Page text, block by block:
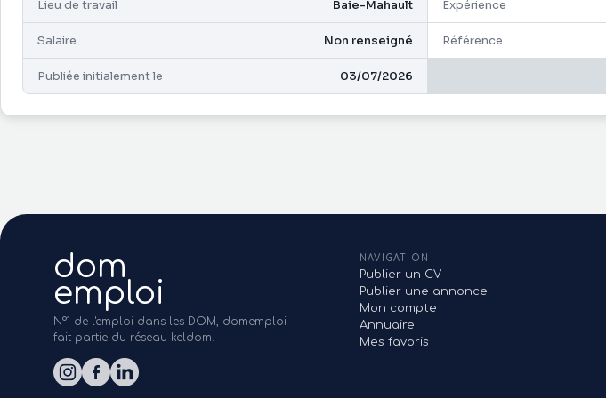
Lieu de travail Baie-Mahault Expérience
Salaire Non renseigné Référence
Publiée initialement le 03/07/2026
dom
emploi
N°1 de l'emploi dans les DOM, domemploi
fait partie du réseau keldom.
NAVIGATION
Publier un CV
Publier une annonce
Mon compte
Annuaire
Mes favoris